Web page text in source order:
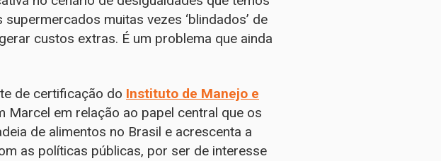
muitas vezes ‘blindados’ de
custos extras. É um problema que ainda
de certificação do Instituto de Manejo e
Marcel em relação ao papel central que os
de alimentos no Brasil e acrescenta a
as políticas públicas, por ser de interesse